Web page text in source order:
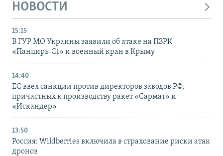
НОВОСТИ
15:15
В ГУР МО Украины заявили об атаке на ПЗРК
«Панцирь-С1» и военный кран в Крыму
14:40
ЕС ввел санкции против директоров заводов РФ,
причастных к производству ракет «Сармат» и
«Искандер»
13:50
Россия: Wildberries включила в страхование риски атак
дронов